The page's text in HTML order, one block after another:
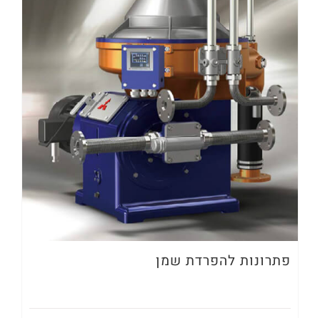
פתרונות להפרדת שמן